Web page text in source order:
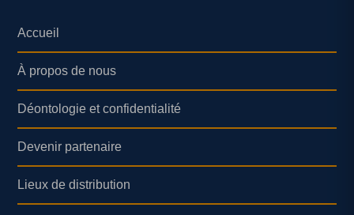
Accueil
À propos de nous
Déontologie et confidentialité
Devenir partenaire
Lieux de distribution